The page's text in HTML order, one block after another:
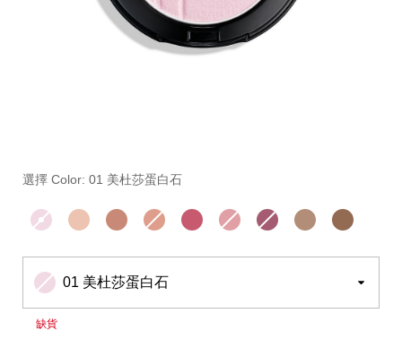
編
10123025101SHI
變
選擇 Color: 01 美杜莎蛋白石
01 美杜莎蛋白石
缺貨